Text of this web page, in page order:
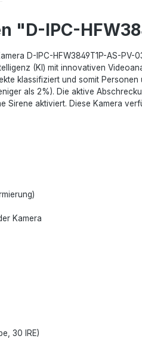
"D-IPC-
D-IPC-HFW3849T1P-AS-
(KI) mit innovativen
klassifiziert und somit
als 2%). Die aktive
Sirene aktiviert. Diese Kamera
Kamera
30 IRE)